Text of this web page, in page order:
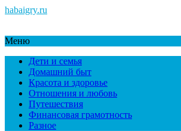
habaigry.ru
Меню
Дети и семья
Домашний быт
Красота и здоровье
Отношения и любовь
Путешествия
Финансовая грамотность
Разное